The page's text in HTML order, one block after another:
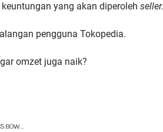
yang akan diperoleh seller.
pengguna Tokopedia.
omzet juga naik?